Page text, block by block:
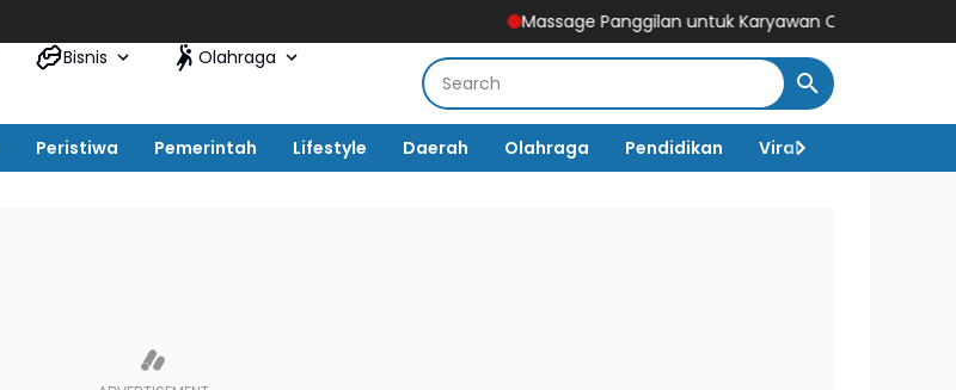
Massage Panggilan untuk Karyawan CBD & Tamu Hotel
Bisnis Olahraga
Peristiwa Pemerintah Lifestyle Daerah Olahraga Pendidikan Viral